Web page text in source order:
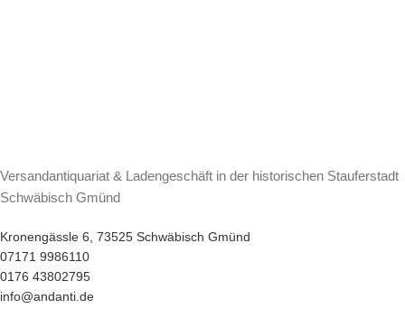
Versandantiquariat & Ladengeschäft in der historischen Stauferstadt
Schwäbisch Gmünd
Kronengässle 6, 73525 Schwäbisch Gmünd
07171 9986110
0176 43802795
info@andanti.de